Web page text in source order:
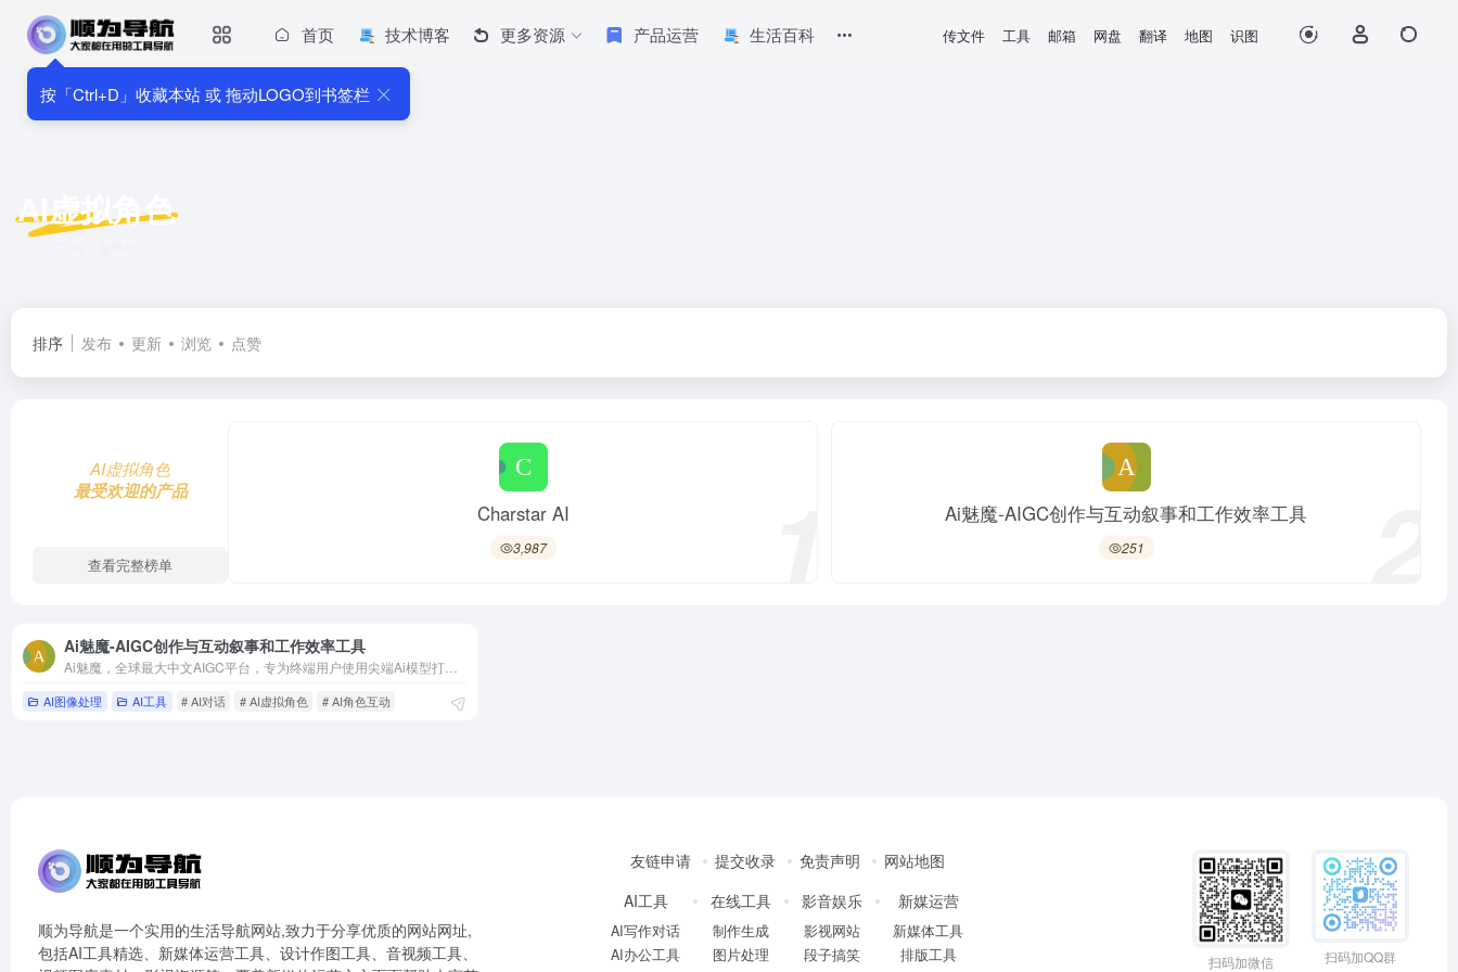
按「Ctrl+D」收藏本站 或 拖动LOGO到书签栏
首页 技术博客 更多资源 产品运营 生活百科 传文件 工具 邮箱 网盘 翻译 地图 识图
AI虚拟角色
排序 发布 更新 浏览 点赞
AI虚拟角色
最受欢迎的产品
查看完整榜单
Charstar AI
3,987
Ai魅魔-AIGC创作与互动叙事和工作效率工具
251
Ai魅魔-AIGC创作与互动叙事和工作效率工具
AI图像处理 AI工具 # AI对话 # AI虚拟角色 # AI角色互动
顺为导航是一个实用的生活导航网站,致力于分享优质的网站网址,
包括AI工具精选、新媒体运营工具、设计作图工具、音视频工具、
友链申请 提交收录 免责声明
网站地图
AI工具
AI写作对话
AI办公工具
在线工具
制作生成
图片处理
影音娱乐
影视网站
段子搞笑
新媒运营
新媒体工具
排版工具
扫码加微信 扫码加QQ群